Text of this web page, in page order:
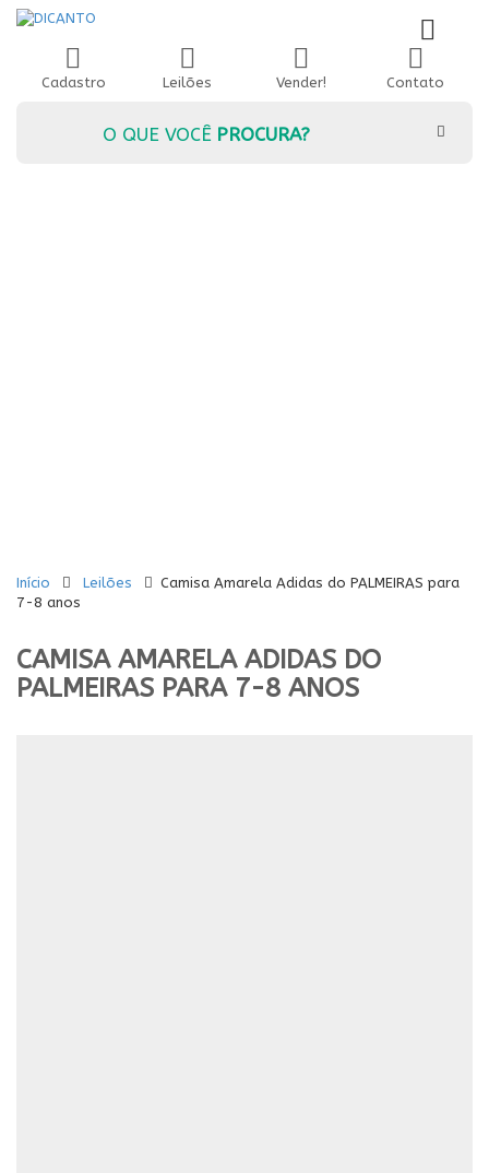
Cadastro Leilões Vender! Contato
O QUE VOCÊ PROCURA?
Início Leilões
Camisa Amarela Adidas do PALMEIRAS para
7-8 anos
CAMISA AMARELA ADIDAS DO
PALMEIRAS PARA 7-8 ANOS